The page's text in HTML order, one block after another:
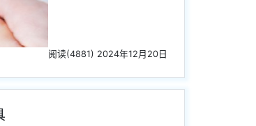
阅读(4881) 2024年12月20日